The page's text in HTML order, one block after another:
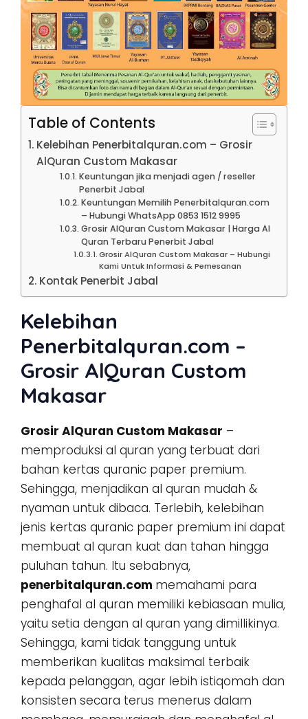
Table of Contents
Kelebihan Penerbitalquran.com – Grosir
AlQuran Custom Makasar
Keuntungan jika menjadi agen / reseller
Penerbit Jabal
Keuntungan Memilih Penerbitalquran.com
– Hubungi WhatsApp 0853 1512 9995
Grosir AlQuran Custom Makasar | Harga Al
Quran Terbaru Penerbit Jabal
Grosir AlQuran Custom Makasar – Hubungi
Kami Untuk Informasi & Pemesanan
Kontak Penerbit Jabal
Kelebihan
Penerbitalquran.com –
Grosir AlQuran Custom
Makasar
Grosir AlQuran Custom Makasar –
memproduksi al quran yang terbuat dari
bahan kertas quranic paper premium.
Sehingga, menjadikan al quran mudah &
nyaman untuk dibaca. Terlebih, kelebihan
jenis kertas quranic paper premium ini dapat
membuat al quran kuat dan tahan hingga
puluhan tahun. Itu sebabnya,
penerbitalquran.com memahami para
penghafal al quran memiliki kebiasaan mulia,
yaitu setia dengan al quran yang dimillikinya.
Sehingga, kami tidak tanggung untuk
memberikan kualitas maksimal terbaik
kepada pelanggan, agar lebih istiqomah dan
konsisten secara terus menerus dalam